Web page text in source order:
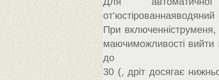
При включенніструменя,
маючиможливості вийти
до
30 (, дріт досягає